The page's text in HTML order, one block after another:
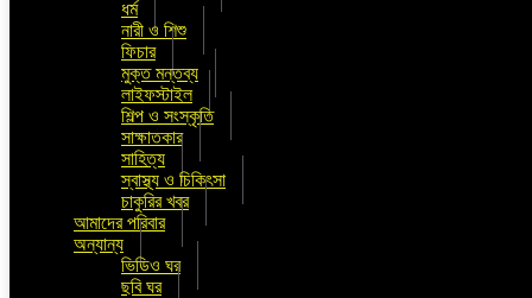
ধর্ম
নারী ও শিশু
ফিচার
মুক্ত মন্তব্য
লাইফস্টাইল
শিল্প ও সংস্কৃতি
সাক্ষাতকার
সাহিত্য
স্বাস্থ্য ও চিকিৎসা
চাকুরির খবর
আমাদের পরিবার
অন্যান্য
ভিডিও ঘর
ছবি ঘর